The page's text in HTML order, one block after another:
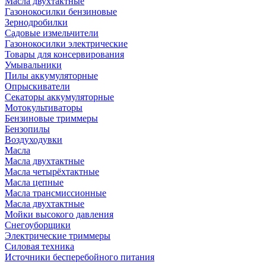
Газонокосилки бензиновые
Зернодробилки
Садовые измельчители
Газонокосилки электрические
Товары для консервирования
Умывальники
Пилы аккумуляторные
Опрыскиватели
Секаторы аккумуляторные
Мотокультиваторы
Бензиновые триммеры
Бензопилы
Воздуходувки
Масла
Масла двухтактные
Масла четырёхтактные
Масла цепные
Масла трансмиссионные
Масла двухтактные
Мойки высокого давления
Снегоуборщики
Электрические триммеры
Силовая техника
Источники бесперебойного питания